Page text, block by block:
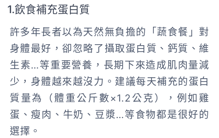
1.飲食補充蛋白質
許多年長者以為天然無負擔的「蔬食餐」對
身體最好，卻忽略了攝取蛋白質、鈣質、維
生素…等重要營養，長期下來造成肌肉量減
少，身體越來越沒力。建議每天補充的蛋白
質量為（體重公斤數×1.2公克），例如雞
蛋、瘦肉、牛奶、豆漿…等食物都是很好的
選擇。